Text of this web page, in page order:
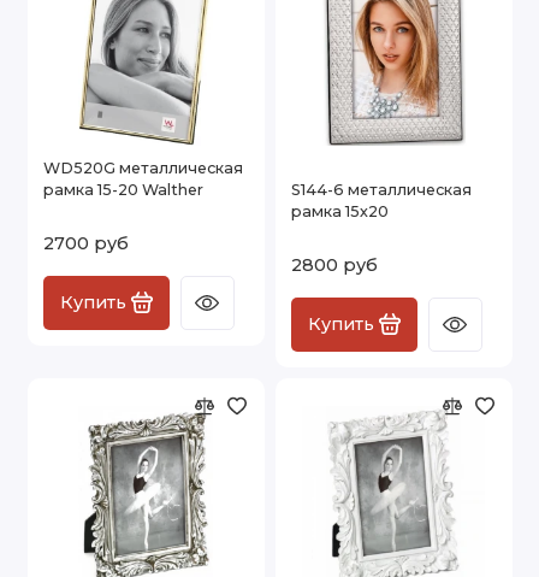
WD520G металлическая
рамка 15-20 Walther
2700 руб
Купить
S144-6 металлическая
рамка 15х20
2800 руб
Купить